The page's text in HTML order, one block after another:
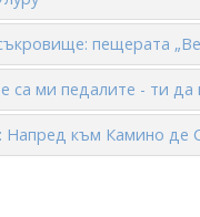
пещерата
са ми педалите - ти
Напред към Камино де